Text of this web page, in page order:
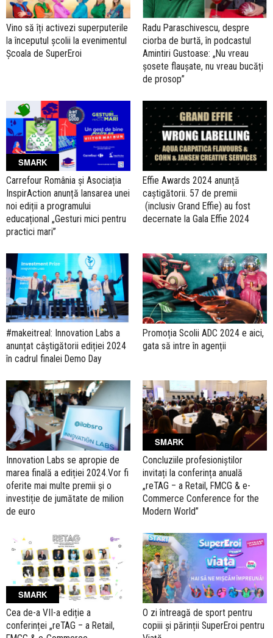
Vino să îți activezi superputerile
la începutul școlii la evenimentul
Școala de SuperEroi
Radu Paraschivescu, despre
ciorba de burtă, în podcastul
Amintiri Gustoase: „Nu vreau
șosete flaușate, nu vreau bucăți
de prosop”
SMARK
Carrefour România și Asociația
InspirAction anunță lansarea unei
noi ediții a programului
educațional „Gesturi mici pentru
practici mari”
Effie Awards 2024 anunță
caștigătorii. 57 de premii
(inclusiv Grand Effie) au fost
decernate la Gala Effie 2024
#makeitreal: Innovation Labs a
anunțat câștigătorii ediției 2024
în cadrul finalei Demo Day
Promoția Scolii ADC 2024 e aici,
gata să intre în agenții
Innovation Labs se apropie de
marea finală a ediției 2024.Vor fi
oferite mai multe premii și o
investiție de jumătate de milion
de euro
SMARK
Concluziile profesioniștilor
invitați la conferința anuală
„reTAG – a Retail, FMCG & e-
Commerce Conference for the
Modern World”
SMARK
Cea de-a VII-a ediție a
conferinței „reTAG – a Retail,
O zi întreagă de sport pentru
copiii și părinții SuperEroi pentru